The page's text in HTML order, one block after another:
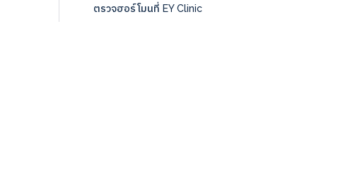
ตรวจฮอร์โมนที่ EY Clinic